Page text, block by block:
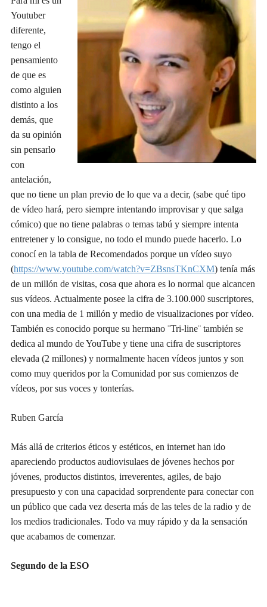
Youtuber
diferente,
tengo el
pensamiento
de que es
como alguien
distinto a los
demás, que
da su opinión
sin pensarlo
con
antelación,
que no tiene un plan previo de lo que va a decir, (sabe quétipo
de vídeo hará, pero siempre intentando improvisar y que salga
cómico) que no tiene palabras o temas tabú y siempre intenta
entretener y lo consigue, no todo el mundo puede hacerlo. Lo
conocí en la tabla de Recomendados porque un vídeo suyo
(https://www.youtube.com/watch?v=ZBsnsTKnCXM) tenía más
de un millón de visitas, cosa que ahora es lo normal que alcancen
sus vídeos. Actualmente posee la cifra de 3.100.000 suscriptores,
con una media de 1 millón y medio de visualizaciones por vídeo.
También es conocido porque su hermano ¨Tri-line¨ también se
dedica al mundo de YouTube y tiene una cifra de suscriptores
elevada (2 millones) y normalmente hacen vídeos juntos y son
como muy queridos por la Comunidad por sus comienzos de
vídeos, por sus voces y tonterías.
Ruben García
Más allá de criterios éticos y estéticos, en internet han ido
apareciendo productos audiovisulaes de jóvenes hechos por
jóvenes, productos distintos, irreverentes, agiles, de bajo
presupuesto y con una capacidad sorprendente para conectar con
un público que cada vez deserta más de las teles de la radio y de
los medios tradicionales. Todo va muy rápido y da la sensación
que acabamos de comenzar.
Segundo de la ESO